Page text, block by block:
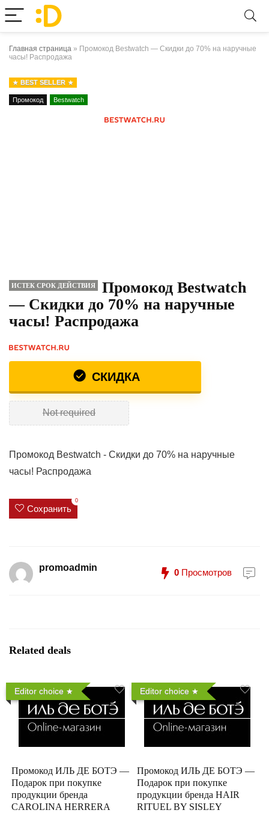
Главная страница » Промокод Bestwatch — Скидки до 70% на наручные
часы! Распродажа
BEST SELLER
Промокод Bestwatch
ИСТЕК СРОК ДЕЙСТВИЯ
Промокод Bestwatch
— Скидки до 70% на наручные
часы! Распродажа
СКИДКА
Not required
Промокод Bestwatch - Скидки до 70% на наручные
часы! Распродажа
Сохранить
0
promoadmin 0 Просмотров
Related deals
Editor choice
Промокод ИЛЬ ДЕ БОТЭ —
Подарок при покупке
продукции бренда
CAROLINA HERRERA
Editor choice
Промокод ИЛЬ ДЕ БОТЭ —
Подарок при покупке
продукции бренда HAIR
RITUEL BY SISLEY